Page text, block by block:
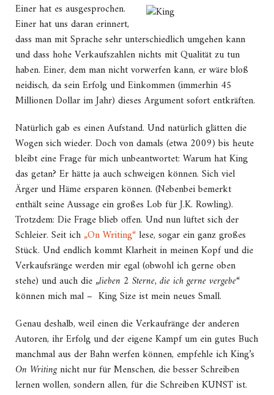
Einer hat es ausgesprochen.
Einer hat uns daran erinnert,
dass man mit Sprache sehr unterschiedlich umgehen kann
und dass hohe Verkaufszahlen nichts mit Qualität zu tun
haben. Einer, dem man nicht vorwerfen kann, er wäre bloß
neidisch, da sein Erfolg und Einkommen (immerhin 45
Millionen Dollar im Jahr) dieses Argument sofort entkräften.
Natürlich gab es einen Aufstand. Und natürlich glätten die
Wogen sich wieder. Doch von damals (etwa 2009) bis heute
bleibt eine Frage für mich unbeantwortet: Warum hat King
das getan? Er hätte ja auch schweigen können. Sich viel
Ärger und Häme ersparen können. (Nebenbei bemerkt
enthält seine Aussage ein großes Lob für J.K. Rowling).
Trotzdem: Die Frage blieb offen. Und nun lüftet sich der
Schleier. Seit ich„On Writing“lese, sogar ein ganz großes
Stück. Und endlich kommt Klarheit in meinen Kopf und die
Verkaufsränge werden mir egal (obwohl ich gerne oben
stehe) und auch die „lieben 2 Sterne, die ich gerne vergebe“
können mich mal – King Size ist mein neues Small.
Genau deshalb, weil einen die Verkaufränge der anderen
Autoren, ihr Erfolg und der eigene Kampf um ein gutes Buch
manchmal aus der Bahn werfen können, empfehle ich King’s
On Writingnicht nur für Menschen, die besser Schreiben
lernen wollen, sondern allen, für die Schreiben KUNST ist.